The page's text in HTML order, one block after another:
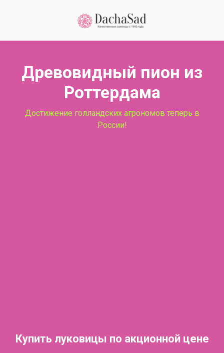
Древовидный пион из
Роттердама
Достижение голландских агрономов теперь в
России!
Купить луковицы по акционной цене